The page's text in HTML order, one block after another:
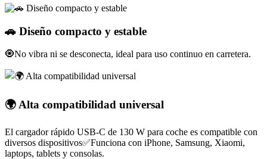
🚗 Diseño compacto y estable
🧿No vibra ni se desconecta, ideal para uso continuo en carretera.
🌍 Alta compatibilidad universal
El cargador rápido USB-C de 130 W para coche es compatible con
diversos dispositivos✅Funciona con iPhone, Samsung, Xiaomi,
laptops, tablets y consolas.